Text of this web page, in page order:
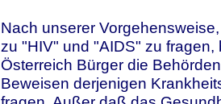
Nach unserer
zu "HIV" und "AIDS" zu
Österreich Bürger die
Beweisen derjenigen